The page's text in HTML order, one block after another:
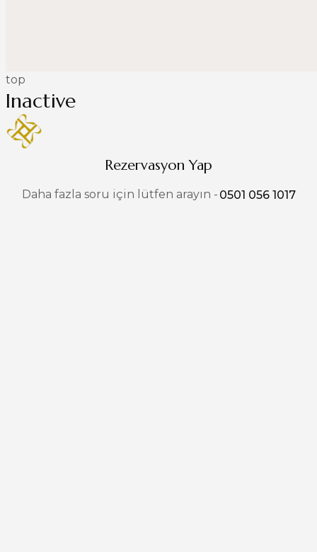
top
Inactive
Rezervasyon Yap
Daha fazla soru için lütfen arayın - 0501 056 1017